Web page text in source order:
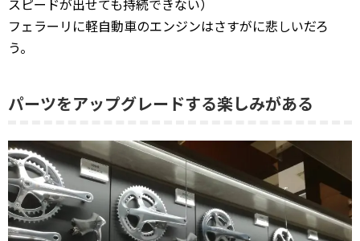
スピードが出せても持続できない）
フェラーリに軽自動車のエンジンはさすがに悲しいだろ
う。
パーツをアップグレードする楽しみがある